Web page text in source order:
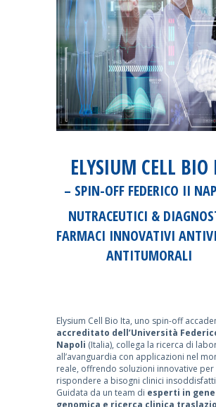
ELYSIUM CELL BIO
– SPIN-OFF FEDERICO II
NUTRACEUTICI &
FARMACI INNOVATIVI
ANTITUMORALI
Elysium Cell Bio Ita, uno spin-off
accreditato dell’Università
Napoli (Italia), collega la ricerca di
all’avanguardia con applicazioni nel
reale, offrendo soluzioni innovative per
rispondere a bisogni clinici
Guidata da un team di esperti in
genomica e ricerca clinica